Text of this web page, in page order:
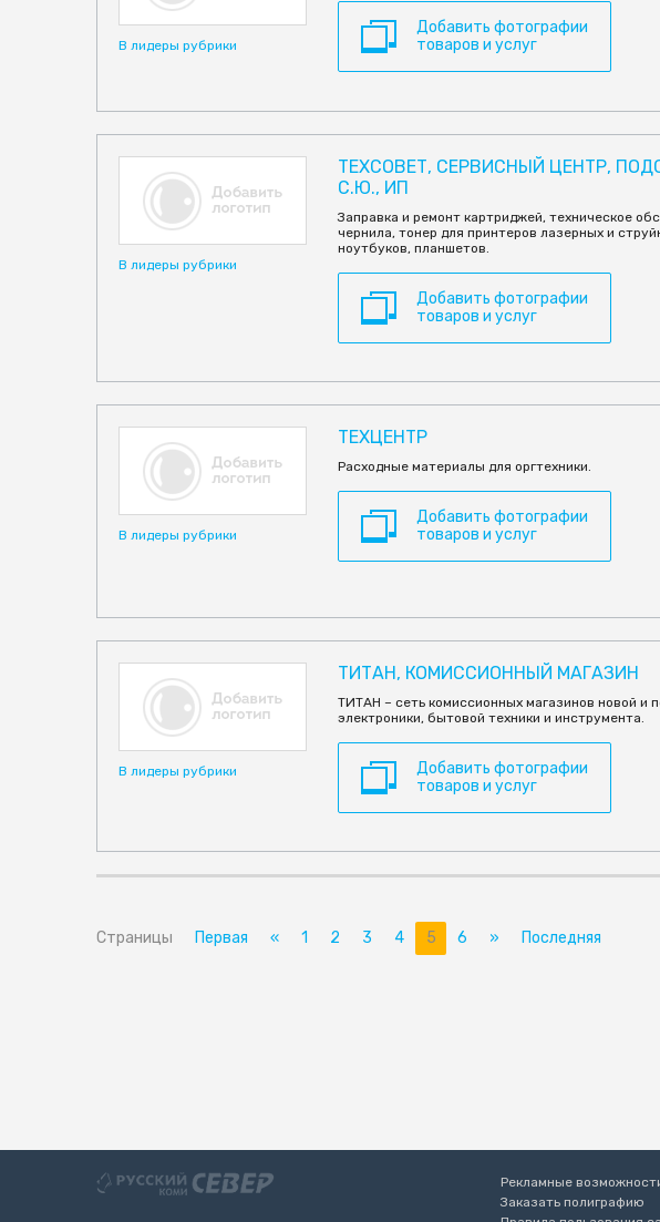
В лидеры рубрики
Добавить фотографии
товаров и услуг
В лидеры рубрики
ТЕХСОВЕТ, СЕРВИСНЫЙ ЦЕНТР,
С.Ю., ИП
Заправка и ремонт картриджей, техническое
чернила, тонер для принтеров лазерных и
ноутбуков, планшетов.
Добавить фотографии
товаров и услуг
В лидеры рубрики
ТЕХЦЕНТР
Расходные материалы для оргтехники.
Добавить фотографии
товаров и услуг
В лидеры рубрики
ТИТАН, КОМИССИОННЫЙ МАГАЗИН
ТИТАН – сеть комиссионных магазинов новой и
электроники, бытовой техники и инструмента.
Добавить фотографии
товаров и услуг
Страницы Первая « 1 2 3 4 5 6 » Последняя
Рекламные
Заказать полиграфию